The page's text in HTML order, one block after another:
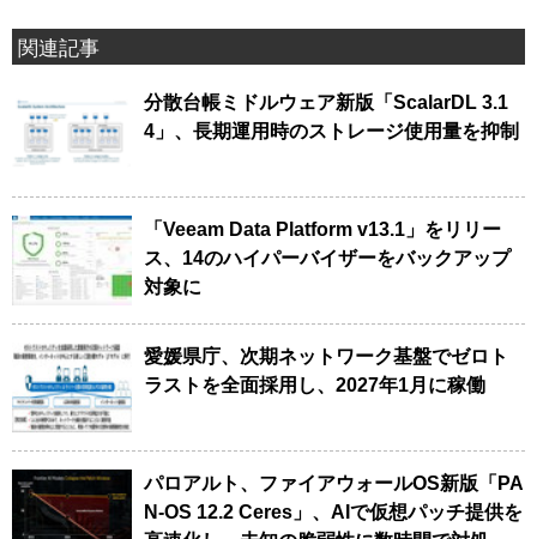
関連記事
分散台帳ミドルウェア新版「ScalarDL 3.1
4」、長期運用時のストレージ使用量を抑制
「Veeam Data Platform v13.1」をリリー
ス、14のハイパーバイザーをバックアップ
対象に
愛媛県庁、次期ネットワーク基盤でゼロト
ラストを全面採用し、2027年1月に稼働
パロアルト、ファイアウォールOS新版「PA
N-OS 12.2 Ceres」、AIで仮想パッチ提供を